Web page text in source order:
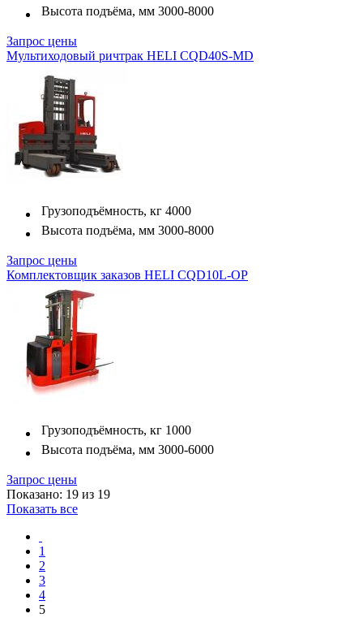
Высота подъёма, мм 3000-8000
Запрос цены
Мультиходовый ричтрак HELI CQD40S-MD
Грузоподъёмность, кг 4000
Высота подъёма, мм 3000-8000
Запрос цены
Комплектовщик заказов HELI CQD10L-OP
Грузоподъёмность, кг 1000
Высота подъёма, мм 3000-6000
Запрос цены
Показано: 19 из 19
Показать все
1
2
3
4
5